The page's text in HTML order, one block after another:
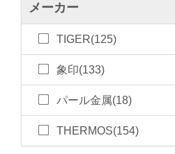
メーカー
TIGER(125)
象印(133)
パール金属(18)
THERMOS(154)